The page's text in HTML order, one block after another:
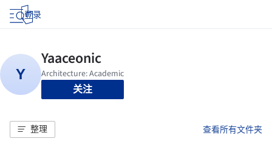
登录
关注
整理 查看所有文件夹